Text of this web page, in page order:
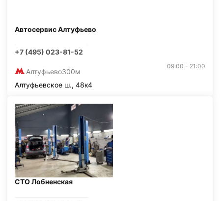
Автосервис Алтуфьево
+7 (495) 023-81-52
Алтуфьево300м
09:00 - 21:00
Алтуфьевское ш., 48к4
СТО Лобненская